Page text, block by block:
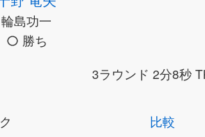
輪島功一
勝ち
3ラウンド 2分8秒
比較